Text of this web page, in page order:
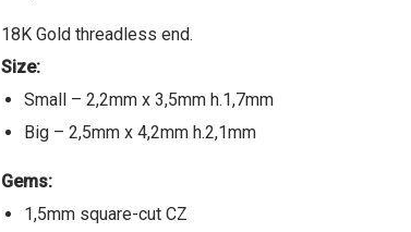
18K Gold threadless end.
Size:
Small – 2,2mm x 3,5mm h.1,7mm
Big – 2,5mm x 4,2mm h.2,1mm
Gems:
1,5mm square-cut CZ